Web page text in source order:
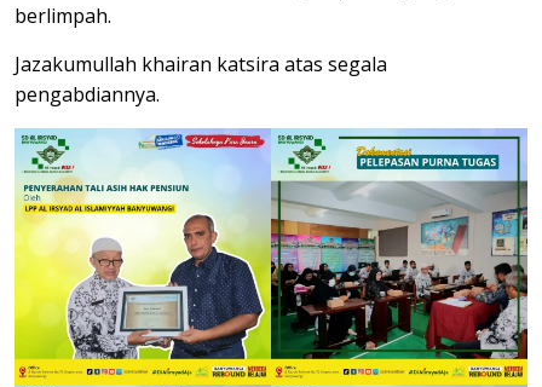
berlimpah.
Jazakumullah khairan katsira atas segala
pengabdiannya.